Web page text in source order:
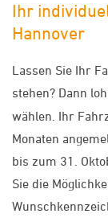
Ihr
Hannover
Lassen Sie Ihr
stehen? Dann
wählen. Ihr
Monaten
bis zum 31.
Sie die